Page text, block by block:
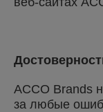
ACCO Brands
за любые